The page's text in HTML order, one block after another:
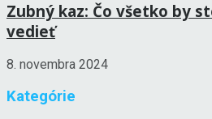
Zubný kaz: Čo všetko by
vedieť
8. novembra 2024
Kategórie